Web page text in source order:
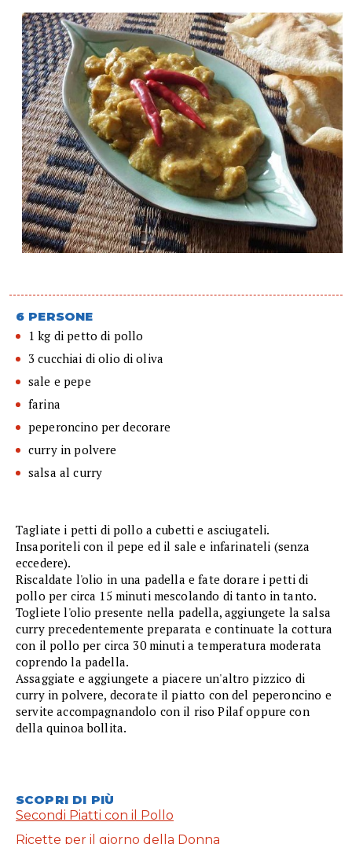
6 PERSONE
1 kg di petto di pollo
3 cucchiai di olio di oliva
sale e pepe
farina
peperoncino per decorare
curry in polvere
salsa al curry
Tagliate i petti di pollo a cubetti e asciugateli.
Insaporiteli con il pepe ed il sale e infarinateli (senza
eccedere).
Riscaldate l'olio in una padella e fate dorare i petti di
pollo per circa 15 minuti mescolando di tanto in tanto.
Togliete l'olio presente nella padella, aggiungete la salsa
curry precedentemente preparata e continuate la cottura
con il pollo per circa 30 minuti a temperatura moderata
coprendo la padella.
Assaggiate e aggiungete a piacere un'altro pizzico di
curry in polvere, decorate il piatto con del peperoncino e
servite accompagnandolo con il riso Pilaf oppure con
della quinoa bollita.
SCOPRI DI PIÙ
Secondi Piatti con il Pollo
Ricette per il giorno della Donna